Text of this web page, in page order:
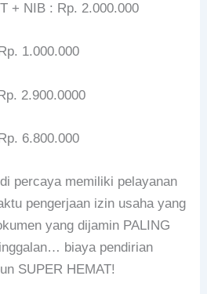
+ NIB : Rp. 2.000.000
1.000.000
2.900.0000
6.800.000
percaya memiliki pelayanan
pengerjaan izin usaha yang
yang dijamin PALING
biaya pendirian
SUPER HEMAT!